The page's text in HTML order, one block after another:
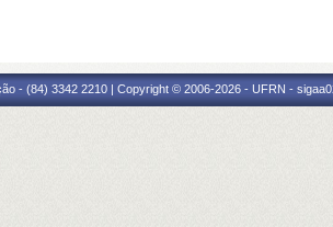
- (84) 3342 2210 | Copyright © 2006-2026 - UFRN -